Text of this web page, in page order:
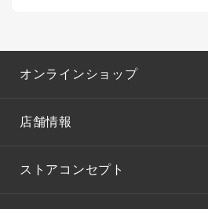
オンラインショップ
店舗情報
ストアコンセプト